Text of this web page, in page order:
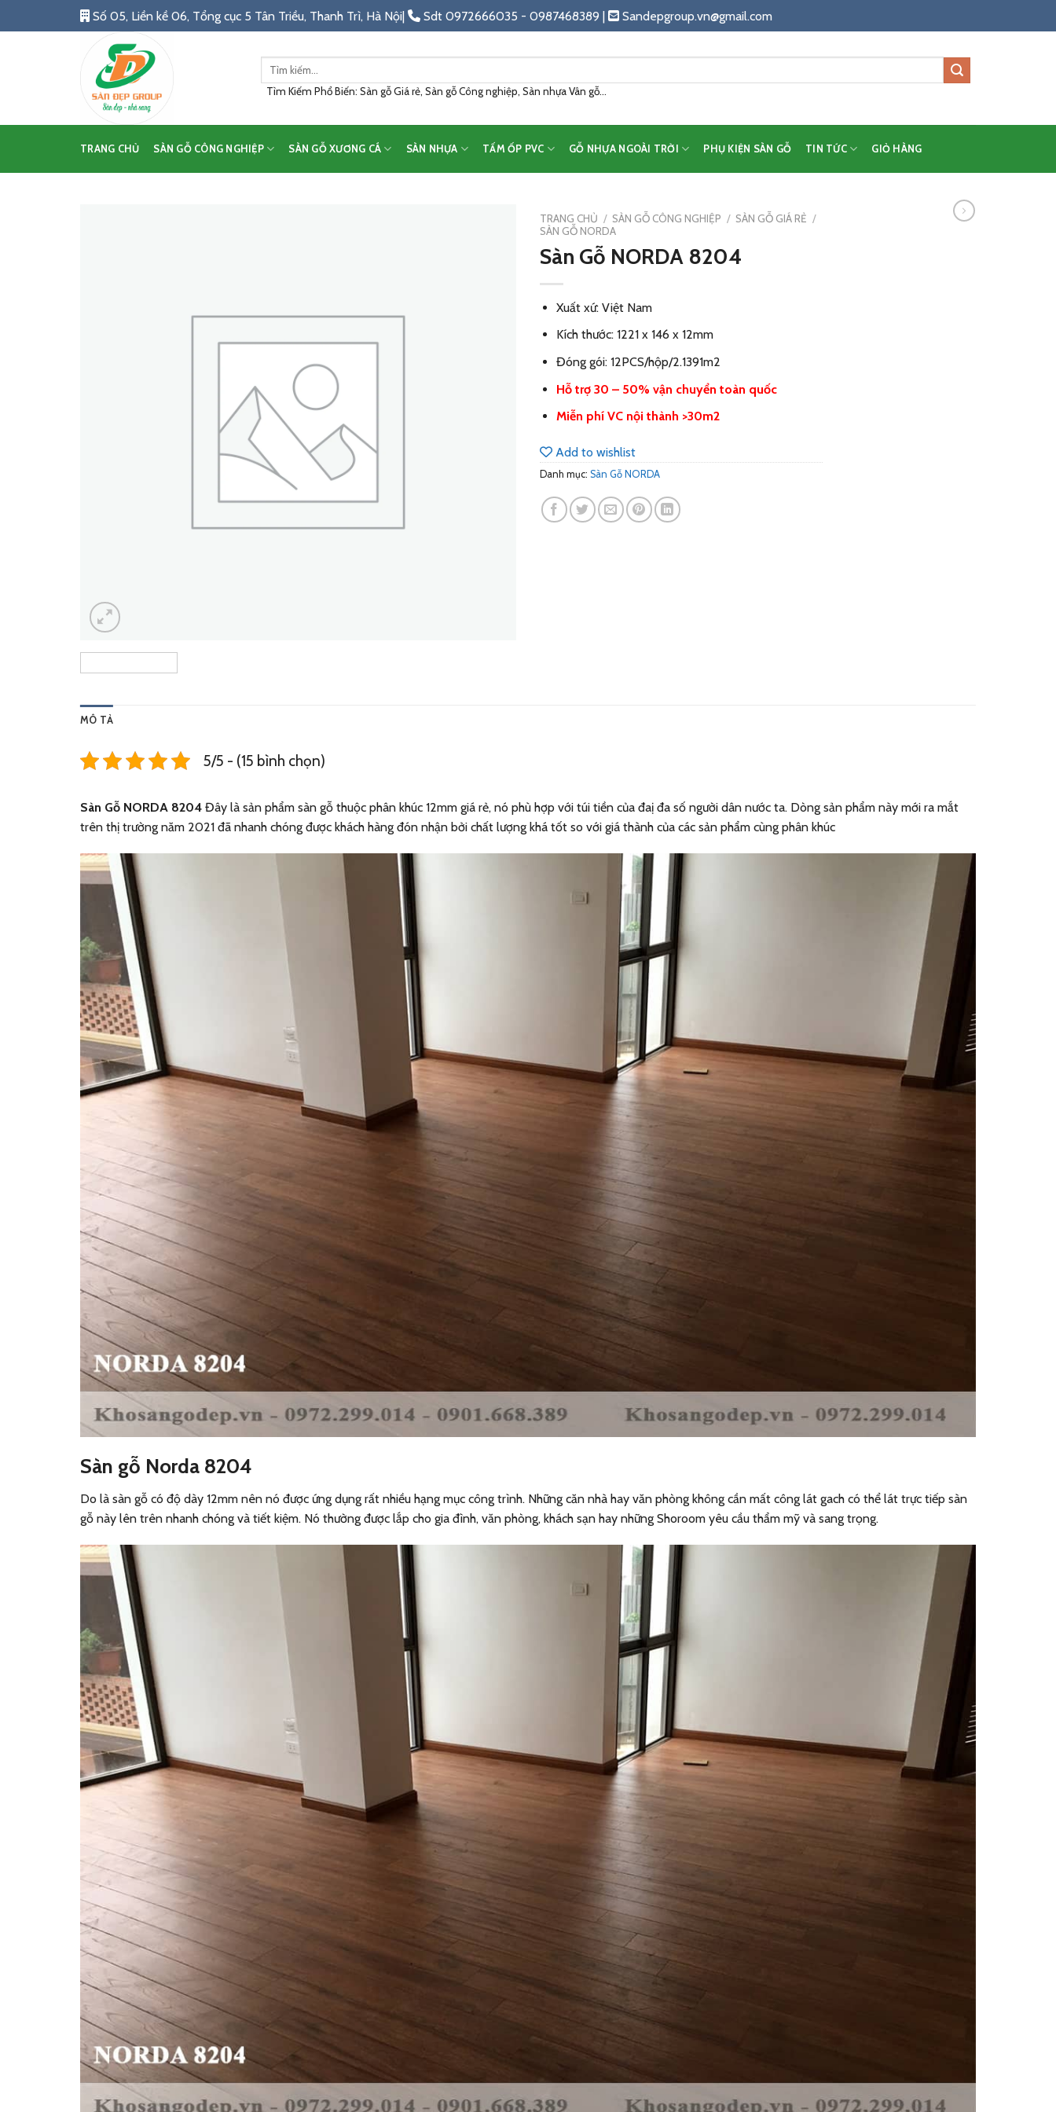
to
Số 05, Liền kề 06, Tổng cục 5 Tân Triều, Thanh Trì, Hà Nội| Sdt 0972666035 - 0987468389 | Sandepgroup.vn@gmail.com
Tìm
Tìm Kiếm Phổ Biến: Sàn gỗ Giá rẻ, Sàn gỗ Công nghiệp, Sàn nhựa Vân gỗ...
TRANG CHỦ SÀN GỖ CÔNG NGHIỆP SÀN GỖ XƯƠNG CÁ SÀN NHỰA TẤM ỐP PVC GỖ NHỰA NGOÀI TRỜI PHỤ KIỆN SÀN GỖ TIN TỨC GIỎ HÀNG
TRANG CHỦ / SÀN GỖ CÔNG NGHIỆP / SÀN GỖ GIÁ RẺ /
SÀN GỖ NORDA
Sàn Gỗ NORDA 8204
Xuất xứ: Việt Nam
Kích thước: 1221 x 146 x 12mm
Đóng gói: 12PCS/hộp/2.1391m2
Hỗ trợ 30 – 50% vận chuyển toàn quốc
Miễn phí VC nội thành >30m2
Add to wishlist
Danh mục: Sàn Gỗ NORDA
MÔ TẢ
5/5 - (15 bình chọn)
Sàn Gỗ NORDA 8204 Đây là sản phẩm sàn gỗ thuộc phân khúc 12mm giá rẻ, nó phù hợp với túi tiền của đaị đa số người dân nước ta. Dòng sản phẩm này mới ra mắt
trên thị trường năm 2021 đã nhanh chóng được khách hàng đón nhận bởi chất lượng khá tốt so với giá thành của các sản phẩm cùng phân khúc
Sàn gỗ Norda 8204
Do là sàn gỗ có độ dày 12mm nên nó được ứng dụng rất nhiều hạng mục công trình. Những căn nhà hay văn phòng không cần mất công lát gach có thể lát trực tiếp sàn
gỗ này lên trên nhanh chóng và tiết kiệm. Nó thường được lắp cho gia đình, văn phòng, khách sạn hay những Shoroom yêu cầu thẩm mỹ và sang trọng.